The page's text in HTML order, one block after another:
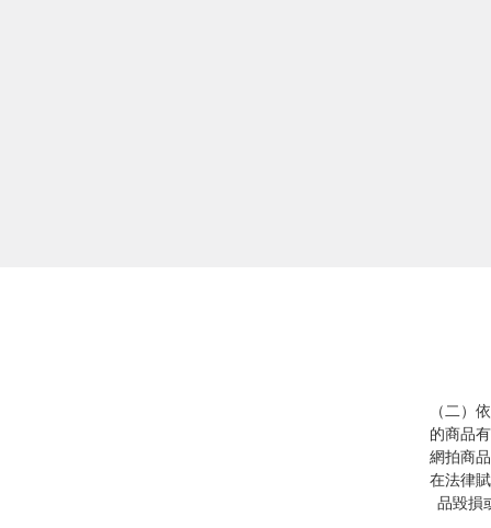
（二）
的商品
網拍商
在法律
品毀損